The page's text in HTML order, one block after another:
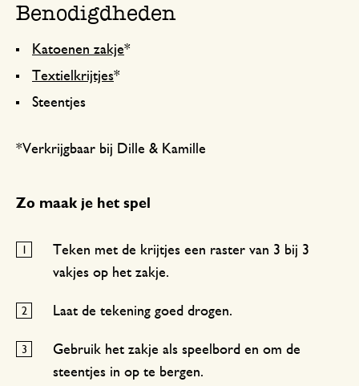
Benodigdheden
Katoenen zakje*
Textielkrijtjes*
Steentjes
*Verkrijgbaar bij Dille & Kamille
Zo maak je het spel
Teken met de krijtjes een raster van 3 bij 3
vakjes op het zakje.
Laat de tekening goed drogen.
Gebruik het zakje als speelbord en om de
steentjes in op te bergen.